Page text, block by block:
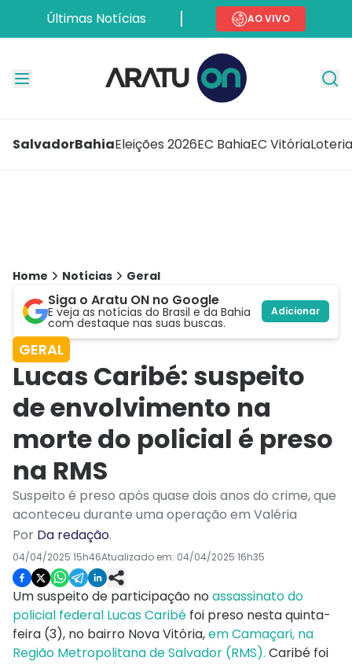
Últimas Notícias AO VIVO
SalvadorBahiaEleições 2026EC BahiaEC Vitória
Home Notícias Geral
Siga o Aratu ON no Google
E veja as notícias do Brasil e da Bahia
com destaque nas suas buscas.
Adicionar
GERAL
Lucas Caribé: suspeito
de envolvimento na
morte do policial é preso
na RMS
Suspeito é preso após quase dois anos do crime, que
aconteceu durante uma operação em Valéria
Por Da redação.
04/04/2025 15h46Atualizado em: 04/04/2025 16h35
Um suspeito de participação no assassinato do
policial federal Lucas Caribé foi preso nesta quinta-
feira (3), no bairro Nova Vitória,em Camaçari, na
Região Metropolitana de Salvador (RMS). Caribé foi